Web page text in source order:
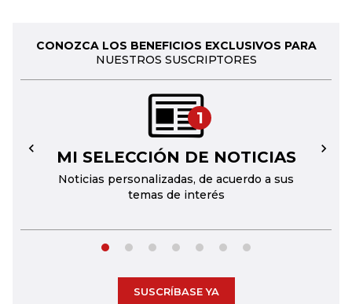
CONOZCA LOS BENEFICIOS EXCLUSIVOS PARA
NUESTROS SUSCRIPTORES
1
MI SELECCIÓN DE NOTICIAS
Noticias personalizadas, de acuerdo a sus
temas de interés
← →
SUSCRÍBASE YA